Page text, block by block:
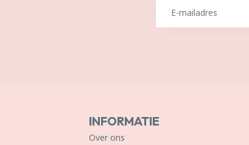
INFORMATIE
Over ons